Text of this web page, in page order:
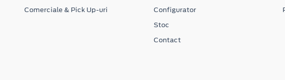
Comerciale & Pick Up-uri
Configurator
Stoc
Contact